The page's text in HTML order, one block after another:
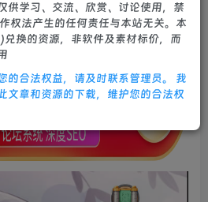
536 9
供学习、交流、欣赏、讨论使用，禁
权法产生的任何责任与本站无关。本
换的资源，非软件及素材标价，而
的合法权益，请及时联系管理员。 我
文章和资源的下载，维护您的合法权